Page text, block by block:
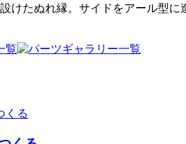
けたぬれ縁。サイドをアール型に
覧